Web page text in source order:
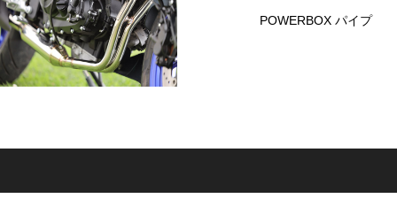
POWERBOX パイプ